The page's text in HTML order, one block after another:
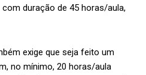
duração de 45 horas/aula,
exige que seja feito um
no mínimo, 20 horas/aula